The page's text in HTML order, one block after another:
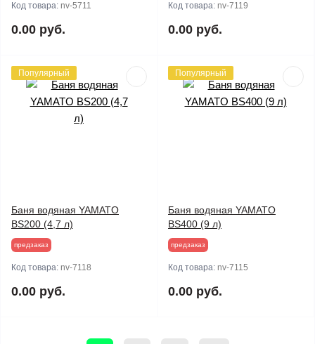
Код товара: nv-5711
0.00 руб.
Код товара: nv-7119
0.00 руб.
Популярный
Баня водяная YAMATO
BS200 (4,7 л)
предзаказ
Код товара: nv-7118
0.00 руб.
Популярный
Баня водяная YAMATO
BS400 (9 л)
предзаказ
Код товара: nv-7115
0.00 руб.